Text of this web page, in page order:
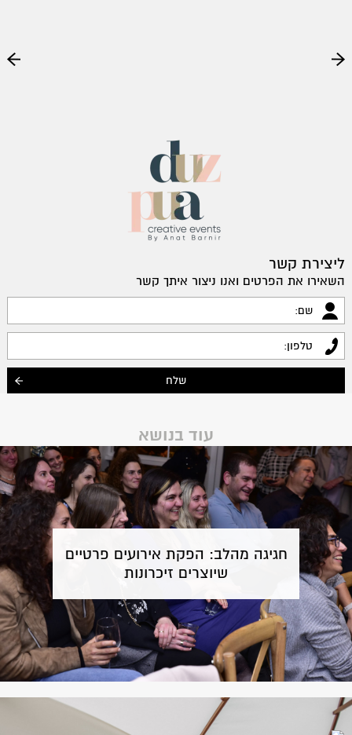
ליצירת קשר
השאירו את הפרטים ואנו ניצור איתך קשר
עוד בנושא
חגיגה מהלב: הפקת אירועים פרטיים
שיוצרים זיכרונות